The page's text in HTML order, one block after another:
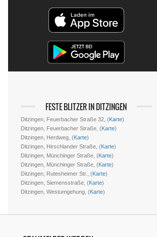
FESTE BLITZER IN DITZINGEN
Ditzingen, Feuerbacher Straße 32, (Karte)
Ditzingen, Feuerbacher Straße, (Karte)
Ditzingen, Herdweg, (Karte)
Ditzingen, Hirschlander Straße, (Karte)
Ditzingen, Münchinger Straße, (Karte)
Ditzingen, Münchinger Straße, (Karte)
Ditzingen, Rutesheimer Str., (Karte)
Ditzingen, Siemensstraße, (Karte)
Ditzingen, Westumgehung, (Karte)